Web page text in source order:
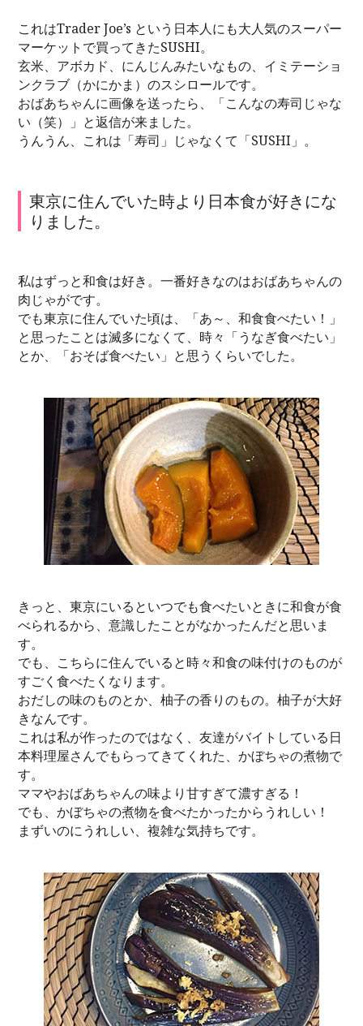
これはTrader Joe’s という日本人にも大人気のスーパー
マーケットで買ってきたSUSHI。
玄米、アボカド、にんじんみたいなもの、イミテーショ
ンクラブ（かにかま）のスシロールです。
おばあちゃんに画像を送ったら、「こんなの寿司じゃな
い（笑）」と返信が来ました。
うんうん、これは「寿司」じゃなくて「SUSHI」。
東京に住んでいた時より日本食が好きにな
りました。
私はずっと和食は好き。一番好きなのはおばあちゃんの
肉じゃがです。
でも東京に住んでいた頃は、「あ～、和食食べたい！」
と思ったことは滅多になくて、時々「うなぎ食べたい」
とか、「おそば食べたい」と思うくらいでした。
きっと、東京にいるといつでも食べたいときに和食が食
べられるから、意識したことがなかったんだと思いま
す。
でも、こちらに住んでいると時々和食の味付けのものが
すごく食べたくなります。
おだしの味のものとか、柚子の香りのもの。柚子が大好
きなんです。
これは私が作ったのではなく、友達がバイトしている日
本料理屋さんでもらってきてくれた、かぼちゃの煮物で
す。
ママやおばあちゃんの味より甘すぎて濃すぎる！
でも、かぼちゃの煮物を食べたかったからうれしい！
まずいのにうれしい、複雑な気持ちです。